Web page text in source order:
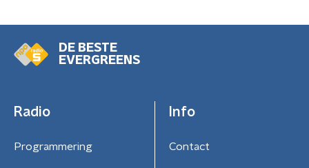
DE BESTE
EVERGREENS
Radio
Programmering
Info
Contact